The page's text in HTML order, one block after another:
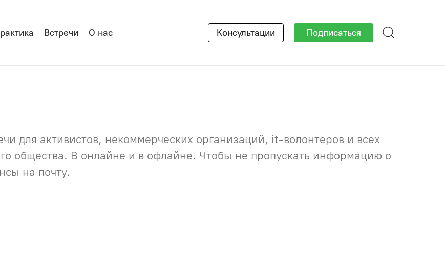
Встречи О нас Консультации Подписаться
для активистов, некоммерческих организаций, it-волонтеров и всех
общества. В онлайне и в офлайне. Чтобы не пропускать информацию о
на почту.